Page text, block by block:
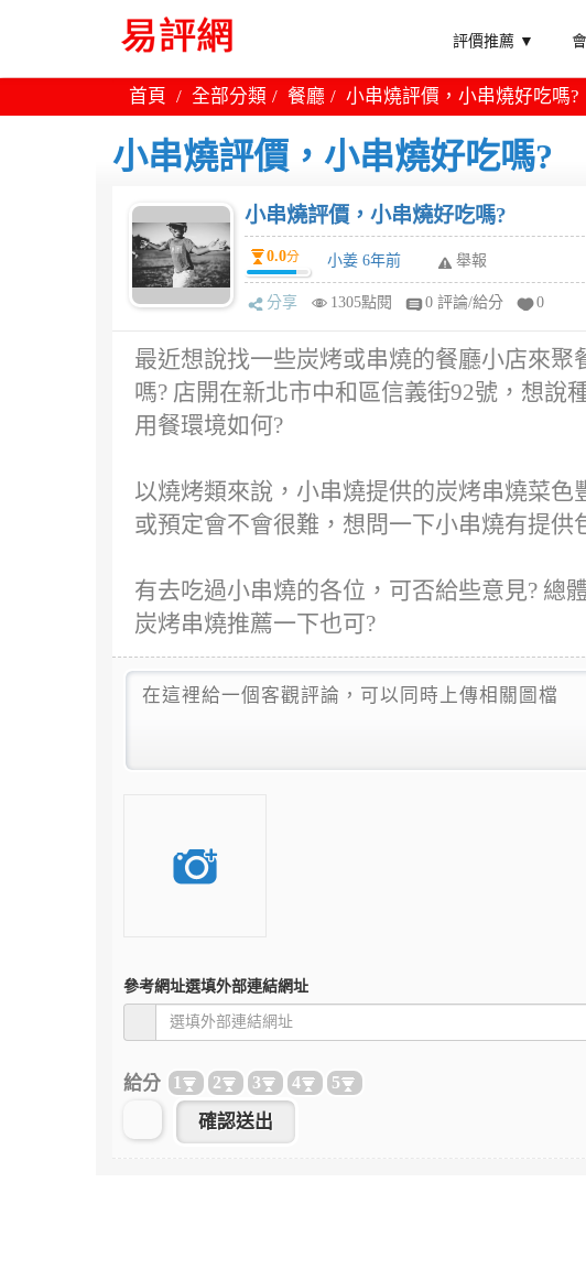
評價推薦 ▼
首頁 全部分類 餐廳 小串燒評價，小串燒好吃嗎?
小串燒評價，小串燒好吃嗎?
小串燒評價，小串燒好吃嗎?
0.0分 小姜 6年前 舉報
分享 1305點閱 0 評論/給分 0
最近想說找一些炭烤或串燒的餐廳小店來
嗎? 店開在新北市中和區信義街92號，想說
用餐環境如何?
以燒烤類來說，小串燒提供的炭烤串燒菜色
或預定會不會很難，想問一下小串燒有提供
有去吃過小串燒的各位，可否給些意見? 總
炭烤串燒推薦一下也可?
參考網址選填外部連結網址
給分 1 2 3 4 5